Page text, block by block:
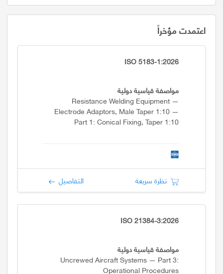
اعتمدت مؤخراً
ISO 5183-1:2026
مواصفة قياسية دولية
Resistance Welding Equipment —
Electrode Adaptors, Male Taper 1:10 —
Part 1: Conical Fixing, Taper 1:10
نظرة سريعة التفاصيل
ISO 21384-3:2026
مواصفة قياسية دولية
Uncrewed Aircraft Systems — Part 3:
Operational Procedures